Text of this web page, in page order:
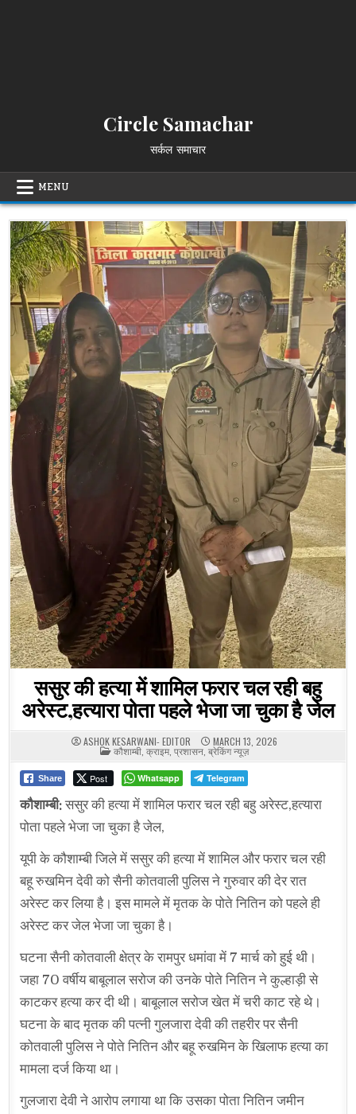
Circle Samachar
सर्कल समाचार
MENU
ससुर की हत्या में शामिल फरार चल रही बहु
अरेस्ट,हत्यारा पोता पहले भेजा जा चुका है जेल
ASHOK KESARWANI- EDITOR MARCH 13, 2026
POSTED
IN
कौशाम्बी, क्राइम, प्रशासन, ब्रेकिंग न्यूज़
Share Post Whatsapp Telegram
कौशाम्बी:ससुर की हत्या में शामिल फरार चल रही बहु अरेस्ट,हत्यारा
पोता पहले भेजा जा चुका है जेल,
यूपी के कौशाम्बी जिले में ससुर की हत्या में शामिल और फरार चल रही
बहू रुखमिन देवी को सैनी कोतवाली पुलिस ने गुरुवार की देर रात
अरेस्ट कर लिया है। इस मामले में मृतक के पोते नितिन को पहले ही
अरेस्ट कर जेल भेजा जा चुका है।
घटना सैनी कोतवाली क्षेत्र के रामपुर धमांवा में 7 मार्च को हुई थी।
जहा 70 वर्षीय बाबूलाल सरोज की उनके पोते नितिन ने कुल्हाड़ी से
काटकर हत्या कर दी थी। बाबूलाल सरोज खेत में चरी काट रहे थे।
घटना के बाद मृतक की पत्नी गुलजारा देवी की तहरीर पर सैनी
कोतवाली पुलिस ने पोते नितिन और बहू रुखमिन के खिलाफ हत्या का
मामला दर्ज किया था।
गुलजारा देवी ने आरोप लगाया था कि उसका पोता नितिन जमीन